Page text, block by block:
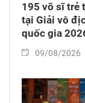
195 võ sĩ trẻ
tại Giải vô
quốc gia
09/08/2026